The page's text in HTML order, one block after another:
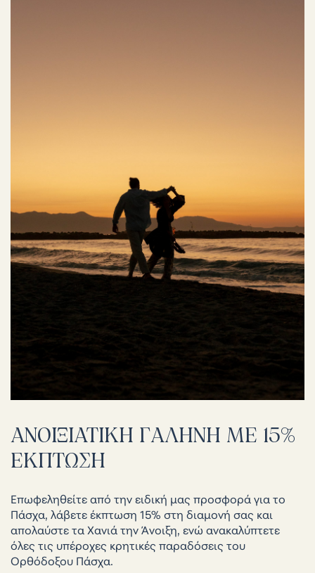
ΑΝΟΙΞΙΑΤΙΚΗ ΓΑΛΗΝΗ ΜΕ 15%
ΕΚΠΤΩΣΗ
Επωφεληθείτε από την ειδική μας προσφορά για το
Πάσχα, λάβετε έκπτωση 15% στη διαμονή σας και
απολαύστε τα Χανιά την Άνοιξη, ενώ ανακαλύπτετε
όλες τις υπέροχες κρητικές παραδόσεις του
Ορθόδοξου Πάσχα.